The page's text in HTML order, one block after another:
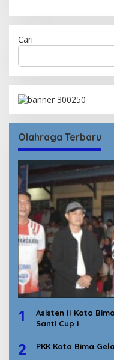
Cari
Olahraga Terbaru
1
Asisten II Kota
Santi Cup I
2 PKK Kota Bima